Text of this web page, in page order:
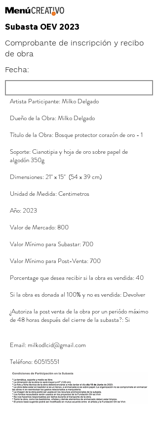
Subasta OEV 2023
Comprobante de inscripción y recibo
de obra
Fecha:
Artista Participante: Milko Delgado
Dueño de la Obra: Milko Delgado
Título de la Obra: Bosque protector corazón de oro - 1
Soporte: Cianotipia y hoja de oro sobre papel de
algodón 350g
Dimensiones: 21" x 15" (54 x 39 cm)
Unidad de Medida: Centimetros
Año: 2023
Valor de Mercado: 800
Valor Mínimo para Subastar: 700
Valor Mínimo para Post-Venta: 700
Porcentage que desea recibir si la obra es vendida: 40
Si la obra es donada al 100% y no es vendida: Devolver
¿Autoriza la post venta de la obra por un periódo máximo
de 48 horas después del cierre de la subasta?: Si
Email: milkodlcid@gmail.com
Teléfono: 60515551